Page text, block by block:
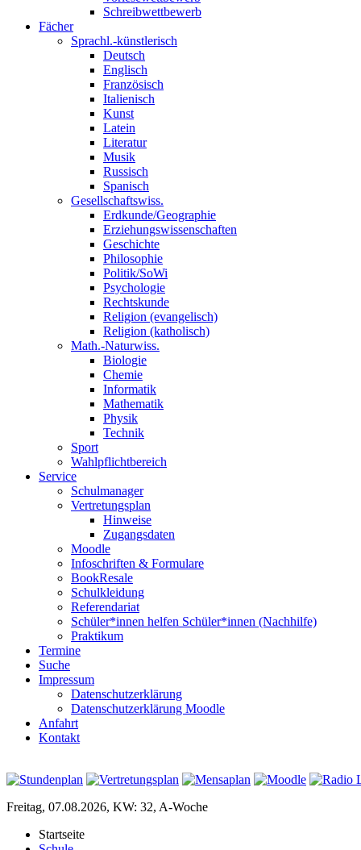
Schreibwettbewerb
Fächer
Sprachl.-künstlerisch
Deutsch
Englisch
Französisch
Italienisch
Kunst
Latein
Literatur
Musik
Russisch
Spanisch
Gesellschaftswiss.
Erdkunde/Geographie
Erziehungswissenschaften
Geschichte
Philosophie
Politik/SoWi
Psychologie
Rechtskunde
Religion (evangelisch)
Religion (katholisch)
Math.-Naturwiss.
Biologie
Chemie
Informatik
Mathematik
Physik
Technik
Sport
Wahlpflichtbereich
Service
Schulmanager
Vertretungsplan
Hinweise
Zugangsdaten
Moodle
Infoschriften & Formulare
BookResale
Schulkleidung
Referendariat
Schüler*innen helfen Schüler*innen (Nachhilfe)
Praktikum
Termine
Suche
Impressum
Datenschutzerklärung
Datenschutzerklärung Moodle
Anfahrt
Kontakt
Freitag, 07.08.2026, KW: 32, A-Woche
Startseite